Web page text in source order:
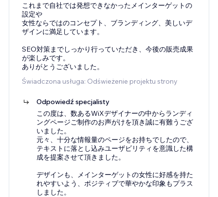
これまで自社では発想できなかったメインターゲットの
設定や
女性ならではのコンセプト、ブランディング、美しいデ
ザインに満足しています。
SEO対策までしっかり行っていただき、今後の販売成果
が楽しみです。
ありがとうございました。
Świadczona usługa: Odświeżenie projektu strony
Odpowiedź specjalisty
この度は、数あるWiXデザイナーの中からランディ
ングページご制作のお声がけを頂き誠に有難うござ
いました。
元々、十分な情報量のページをお持ちでしたので、
テキストに落とし込みユーザビリティを意識した構
成を提案させて頂きました。
デザインも、メインターゲットの女性に好感を持た
れやすいよう、ポジティブで華やかな印象もプラス
しました。